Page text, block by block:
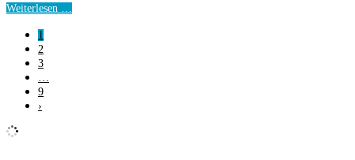
Weiterlesen …
1
2
3
…
9
›